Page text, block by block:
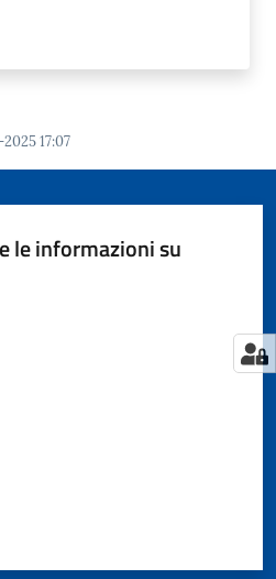
17:07
le informazioni su